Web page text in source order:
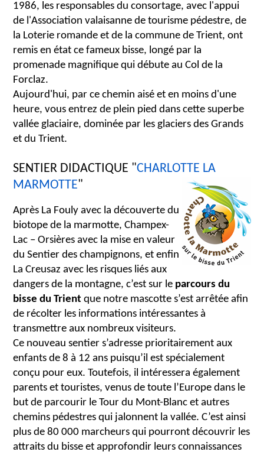
1986, les responsables du consortage, avec l'appui
de l'Association valaisanne de tourisme pédestre, de
la Loterie romande et de la commune de Trient, ont
remis en état ce fameux bisse, longé par la
promenade magnifique qui débute au Col de la
Forclaz.
Aujourd'hui, par ce chemin aisé et en moins d'une
heure, vous entrez de plein pied dans cette superbe
vallée glaciaire, dominée par les glaciers des Grands
et du Trient.
SENTIER DIDACTIQUE "CHARLOTTE LA
MARMOTTE"
Après La Fouly avec la découverte du
biotope de la marmotte, Champex-
Lac – Orsières avec la mise en valeur
du Sentier des champignons, et enfin
La Creusaz avec les risques liés aux
dangers de la montagne, c’est sur le parcours du
bisse du Trient que notre mascotte s’est arrêtée afin
de récolter les informations intéressantes à
transmettre aux nombreux visiteurs.
Ce nouveau sentier s’adresse prioritairement aux
enfants de 8 à 12 ans puisqu’il est spécialement
conçu pour eux. Toutefois, il intéressera également
parents et touristes, venus de toute l’Europe dans le
but de parcourir le Tour du Mont-Blanc et autres
chemins pédestres qui jalonnent la vallée. C’est ainsi
plus de 80 000 marcheurs qui pourront découvrir les
attraits du bisse et approfondir leurs connaissances